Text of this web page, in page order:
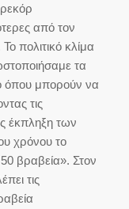
από τον
πολιτικό κλίμα
τα
όπου μπορούν να
τις
έκπληξη των
χρόνου το
βραβεία». Στον
τις